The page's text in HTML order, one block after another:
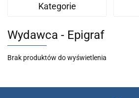
Kategorie
Wydawca - Epigraf
Brak produktów do wyświetlenia